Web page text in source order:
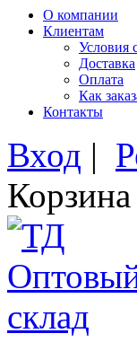
О компании
Клиентам
Условия
Доставка
Оплата
Как
Контакты
Вход |
Корзина